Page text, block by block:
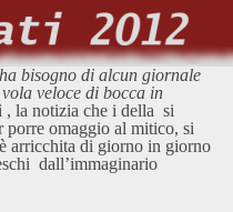
bisogno di alcun giornale
veloce di bocca in
la notizia che i della si
porre omaggio al mitico, si
arricchita di giorno in giorno
dall’immaginario